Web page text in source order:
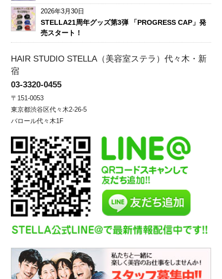
2026年3月30日
STELLA21周年グッズ第3弾 「PROGRESS CAP」発
売スタート！
HAIR STUDIO STELLA（美容室ステラ）代々木・新
宿
03-3320-0455
〒151-0053
東京都渋谷区代々木2-26-5
バロール代々木1F